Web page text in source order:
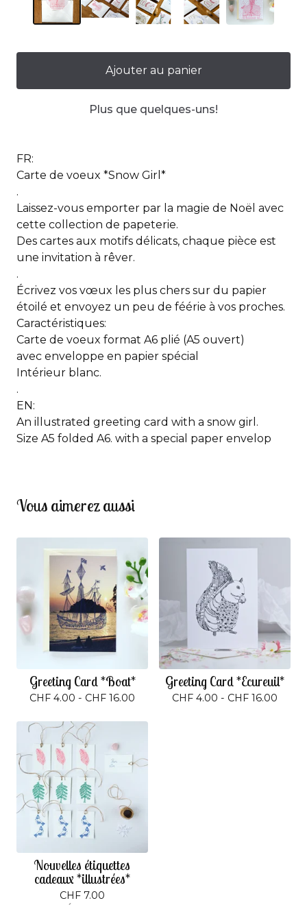
Ajouter au panier
Plus que quelques-uns!
FR:
Carte de voeux *Snow Girl*
.
Laissez-vous emporter par la magie de Noël avec
cette collection de papeterie.
Des cartes aux motifs délicats, chaque pièce est
une invitation à rêver.
.
Écrivez vos vœux les plus chers sur du papier
étoilé et envoyez un peu de féérie à vos proches.
Caractéristiques:
Carte de voeux format A6 plié (A5 ouvert)
avec enveloppe en papier spécial
Intérieur blanc.
.
EN:
An illustrated greeting card with a snow girl.
Size A5 folded A6. with a special paper envelop
Vous aimerez aussi
Greeting Card *Boat*
CHF 4.00 - CHF 16.00
Greeting Card *Ecureuil*
CHF 4.00 - CHF 16.00
Nouvelles étiquettes
cadeaux *illustrées*
CHF 7.00